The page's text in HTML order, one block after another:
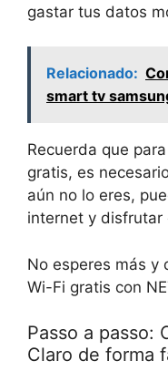
gastar tus datos
Relacionado:
smart tv
Recuerda que
gratis, es
aún no lo eres,
internet y disfrutar
No esperes más y
Wi-Fi gratis con
Passo a passo:
Claro de forma